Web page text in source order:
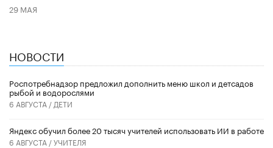
29 МАЯ
НОВОСТИ
Роспотребнадзор предложил дополнить меню школ и детсадов
рыбой и водорослями
6 АВГУСТА / ДЕТИ
​Яндекс обучил более 20 тысяч учителей использовать ИИ в работе
6 АВГУСТА /УЧИТЕЛЯ